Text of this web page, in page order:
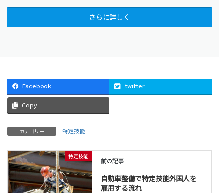
さらに詳しく
Facebook twitter
Copy
カテゴリー 特定技能
特定技能
前の記事
自動車整備で特定技能外国人を
雇用する流れ